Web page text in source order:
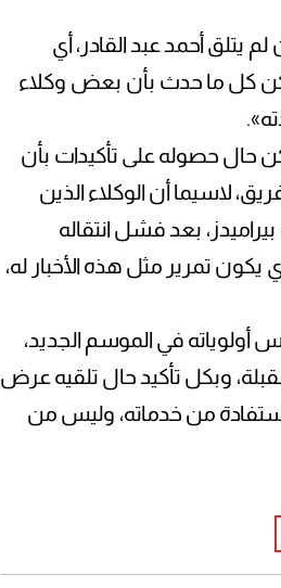
يتلق أحمد عبد القادر، أي
كل ما حدث بأن بعض وكلاء
حال حصوله على تأكيدات بأن
لاسيما أن الوكلاء الذين
بعد فشل انتقاله
يكون تمرير مثل هذه الأخبار له،
أولوياته في الموسم الجديد،
وبكل تأكيد حال تلقيه عرض
من خدماته، وليس من